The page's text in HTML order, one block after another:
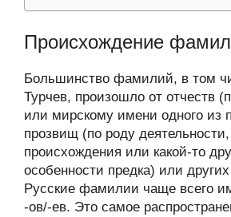
Происхождение
Большинство фамилий, в том
Турчев, произошло от отчеств
или мирскому имени одного из
прозвищ (по роду
происхождения или какой-то
особенности предка) или
Русские фамилии чаще всего
-ов/-ев. Это самое